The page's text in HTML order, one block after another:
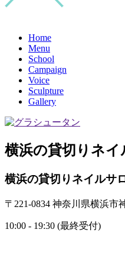
Home
Menu
School
Campaign
Voice
Sculpture
Gallery
横浜の貸切りネ
横浜の貸切りネイルサ
〒221-0834 神奈川県横浜
10:00 - 19:30 (最終受付)